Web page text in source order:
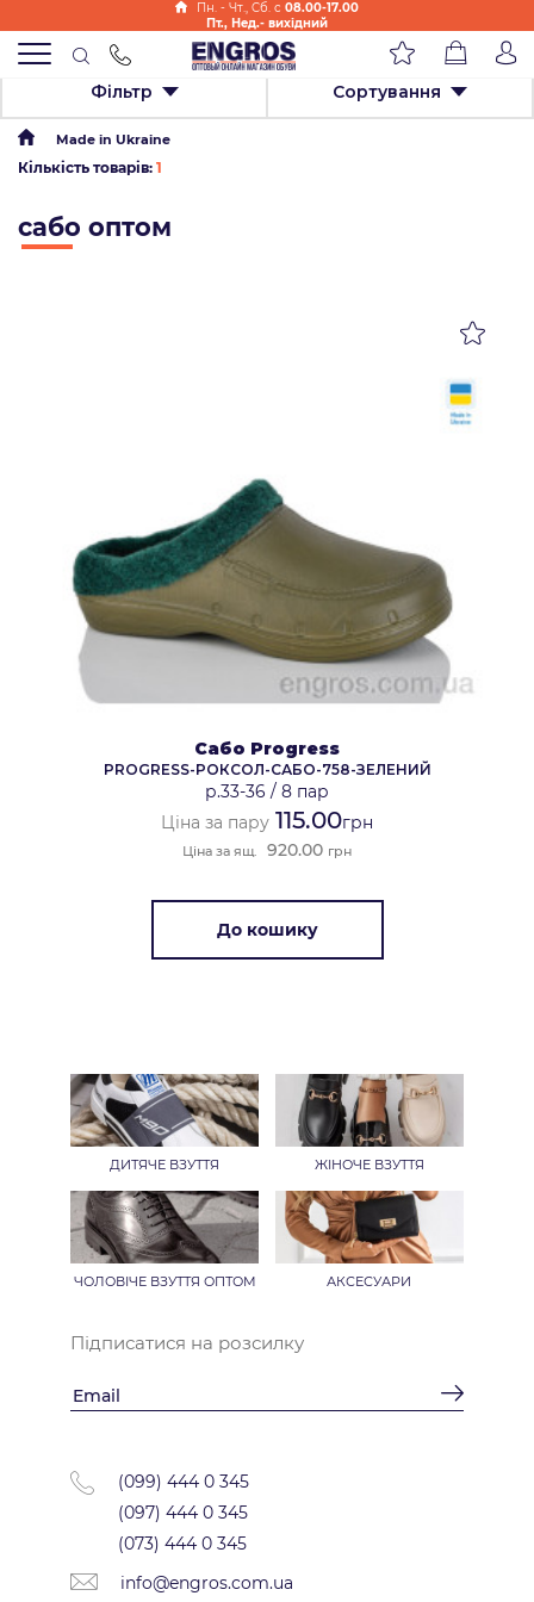
Пн. - Чт., Cб. с 08.00-17.00
Пт., Нед.- вихідний
Фільтр Сортування
Made in Ukraine
Кількість товарів: 1
сабо оптом
Сабо Progress
PROGRESS-РОКСОЛ-САБО-758-ЗЕЛЕНИЙ
р.33-36 / 8 пар
Ціна за пару 115.00грн
Ціна за ящ. 920.00 грн
До кошику
Підписатися на розсилку
(099) 444 0 345
(097) 444 0 345
(073) 444 0 345
info@engros.com.ua
ДИТЯЧЕ ВЗУТТЯ ЖІНОЧЕ ВЗУТТЯ
ЧОЛОВІЧЕ ВЗУТТЯ ОПТОМ АКСЕСУАРИ